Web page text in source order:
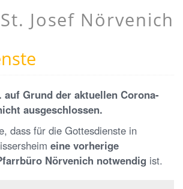
Josef Nörvenich
auf Grund der aktuellen Corona-
ausgeschlossen.
dass für die Gottesdienste in
eine vorherige
Nörvenich notwendig ist.